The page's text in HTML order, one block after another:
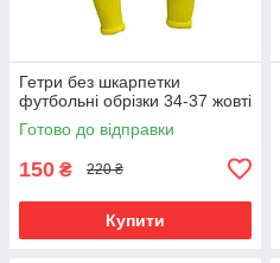
Гетри без шкарпетки
футбольні обрізки 34-37 жовті
Готово до відправки
150 ₴ 220 ₴
Купити